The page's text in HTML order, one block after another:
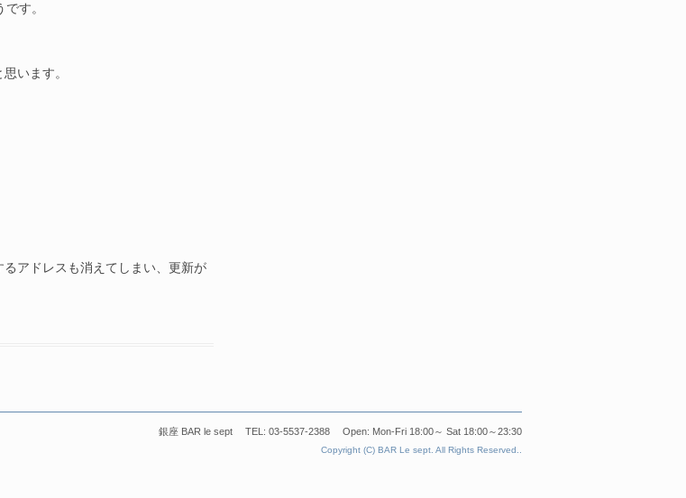
す。
います。
アドレスも消えてしまい、更新が
銀座 BAR le sept TEL: 03-5537-2388 Open: Mon-Fri 18:00～ Sat 18:00～23:30
Copyright (C) BAR Le sept. All Rights Reserved..